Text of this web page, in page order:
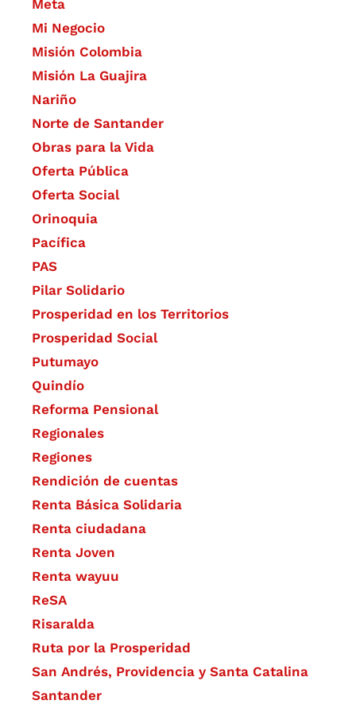
Meta
Mi Negocio
Misión Colombia
Misión La Guajira
Nariño
Norte de Santander
Obras para la Vida
Oferta Pública
Oferta Social​​
Orinoquia
Pacífica
PAS
Pilar Solidario
Prosperidad en los Territorios
Prosperidad Social
Putumayo
Quindío
Reforma Pensional
Regionales
Regiones
Rendición de cuentas
Renta Básica Solidaria
Renta ciudadana
Renta Joven
Renta wayuu
ReSA
Risaralda
Ruta por la Prosperidad
San Andrés, Providencia y Santa Catalina
Santander